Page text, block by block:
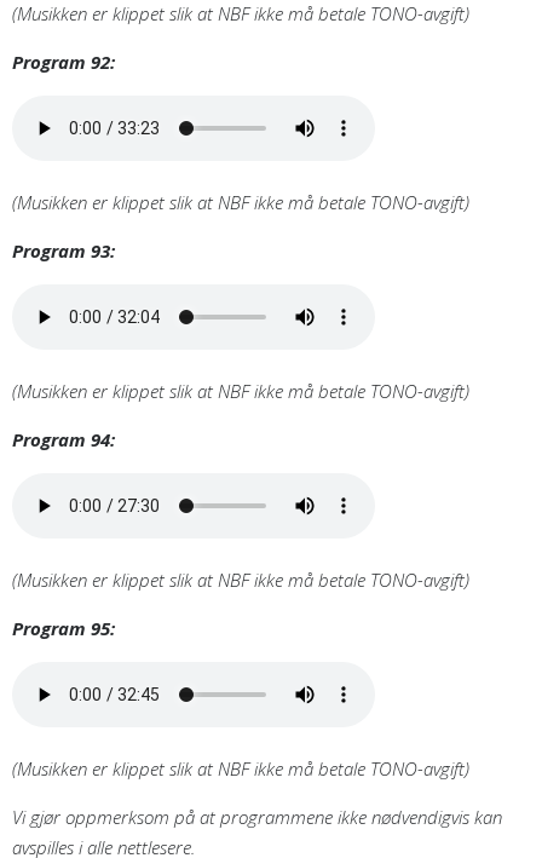
(Musikken er klippet slik at NBF ikke må betale TONO-avgift)
Program 92:
(Musikken er klippet slik at NBF ikke må betale TONO-avgift)
Program 93:
(Musikken er klippet slik at NBF ikke må betale TONO-avgift)
Program 94:
(Musikken er klippet slik at NBF ikke må betale TONO-avgift)
Program 95:
(Musikken er klippet slik at NBF ikke må betale TONO-avgift)
Vi gjør oppmerksom på at programmene ikke nødvendigvis kan
avspilles i alle nettlesere.